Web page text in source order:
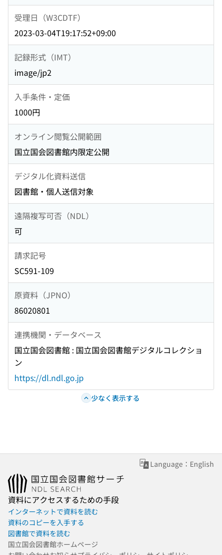
受理日（W3CDTF）
2023-03-04T19:17:52+09:00
記録形式（IMT）
image/jp2
入手条件・定価
1000円
オンライン閲覧公開範囲
国立国会図書館内限定公開
デジタル化資料送信
図書館・個人送信対象
遠隔複写可否（NDL）
可
請求記号
SC591-109
原資料（JPNO）
86020801
連携機関・データベース
国立国会図書館 : 国立国会図書館デジタルコレクショ
ン
https://dl.ndl.go.jp
少なく表示する
Language：English
資料にアクセスするための手段
インターネットで資料を読む
資料のコピーを入手する
図書館で資料を読む
国立国会図書館ホームページ